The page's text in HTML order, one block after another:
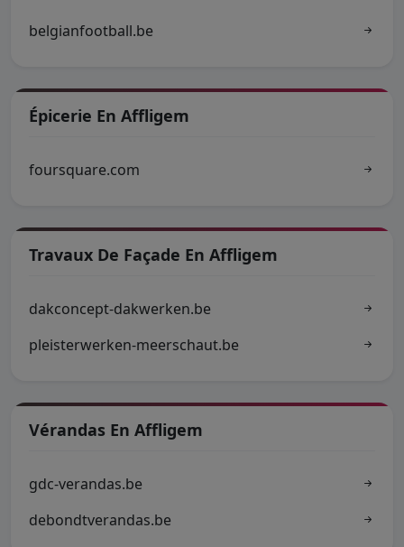
belgianfootball.be
Épicerie En Affligem
foursquare.com
Travaux De Façade En Affligem
dakconcept-dakwerken.be
pleisterwerken-meerschaut.be
Vérandas En Affligem
gdc-verandas.be
debondtverandas.be